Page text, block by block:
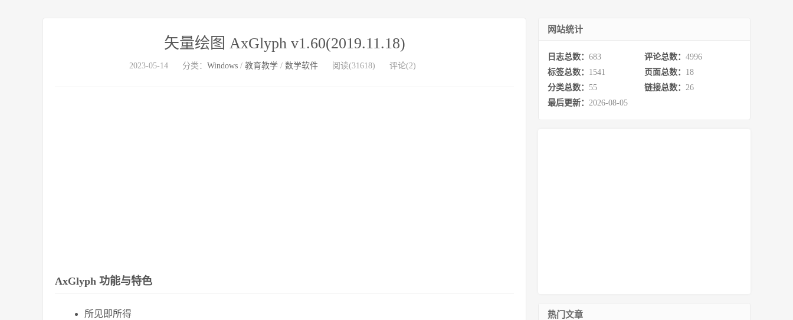
矢量绘图 AxGlyph v1.60(2019.11.18)
2023-05-14 分类： Windows / 教育教学 / 数学软件 阅读(31618) 评论(2)
AxGlyph 功能与特色
所见即所得
网站统计
日志总数： 683 评论总数： 4996
标签总数： 1541 页面总数： 18
分类总数： 55 链接总数： 26
最后更新： 2026-08-05
热门文章